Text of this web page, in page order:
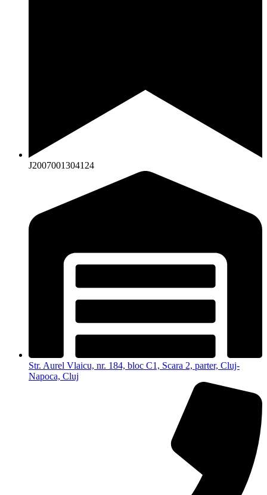
J2007001304124
Str. Aurel Vlaicu, nr. 184, bloc C1, Scara 2, parter, Cluj-
Napoca, Cluj